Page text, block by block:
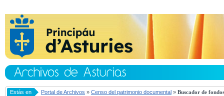
Estás en Portal de Archivos » Censo del patrimonio documental » Buscador de